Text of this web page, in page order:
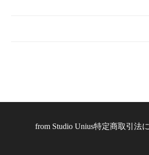
from Studio Unius特定商取引法